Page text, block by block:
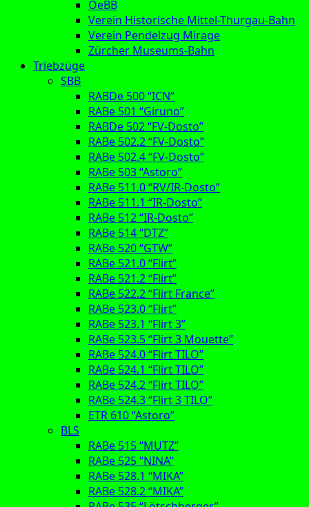
OeBB
Verein Historische Mittel-Thurgau-Bahn
Verein Pendelzug Mirage
Zürcher Museums-Bahn
Triebzüge
SBB
RABDe 500 “ICN”
RABe 501 “Giruno”
RABDe 502 “FV-Dosto”
RABe 502.2 “FV-Dosto”
RABe 502.4 “FV-Dosto”
RABe 503 “Astoro”
RABe 511.0 “RV/IR-Dosto”
RABe 511.1 “IR-Dosto”
RABe 512 “IR-Dosto”
RABe 514 “DTZ”
RABe 520 “GTW”
RABe 521.0 “Flirt”
RABe 521.2 “Flirt”
RABe 522.2 “Flirt France”
RABe 523.0 “Flirt”
RABe 523.1 “Flirt 3”
RABe 523.5 “Flirt 3 Mouette”
RABe 524.0 “Flirt TILO”
RABe 524.1 “Flirt TILO”
RABe 524.2 “Flirt TILO”
RABe 524.3 “Flirt 3 TILO”
ETR 610 “Astoro”
BLS
RABe 515 “MUTZ”
RABe 525 “NINA”
RABe 528.1 “MIKA”
RABe 528.2 “MIKA”